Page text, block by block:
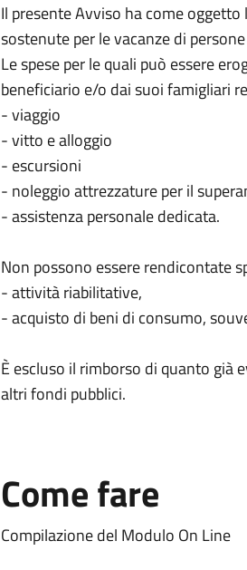
Il presente Avviso ha come
sostenute per le vacanze di
Le spese per le quali può essere
beneficiario e/o dai suoi famigliari
- viaggio
- vitto e alloggio
- escursioni
- noleggio attrezzature per il
- assistenza personale dedicata.
Non possono essere rendicontate
- attività riabilitative,
- acquisto di beni di consumo,
È escluso il rimborso di quanto già
altri fondi pubblici.
Come fare
Compilazione del Modulo On Line